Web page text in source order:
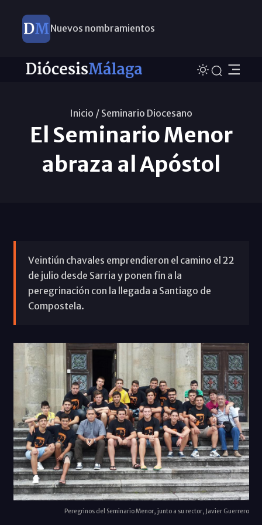
Nuevos nombramientos
Inicio / Seminario Diocesano
El Seminario Menor
abraza al Apóstol
Veintiún chavales emprendieron el camino el 22
de julio desde Sarria y ponen fin a la
peregrinación con la llegada a Santiago de
Compostela.
Peregrinos del Seminario Menor, junto a su rector, Javier Guerrero